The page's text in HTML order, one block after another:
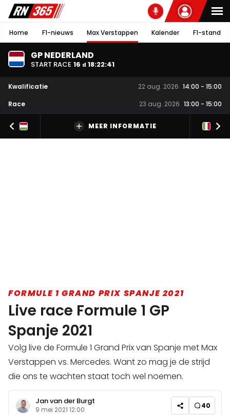
Home F1-nieuws Max Verstappen Kalender F1-stand
GP NEDERLAND
START RACE 16 d 18:22:40
Kwalificatie 22 aug. 2026 14:00 - 15:00
Race
23 aug. 2026 13:00 - 15:00
MEER INFORMATIE
FORMULE 1 GRAND PRIX SPANJE 2021
Live race Formule 1 GP
Spanje 2021
Volg live de Formule 1 Grand Prix van Spanje met Max
Verstappen vs. Mercedes. Want zo mag je de strijd
die ons te wachten staat toch wel noemen.
Jan van der Burgt
9 mei 2021 12:00 40